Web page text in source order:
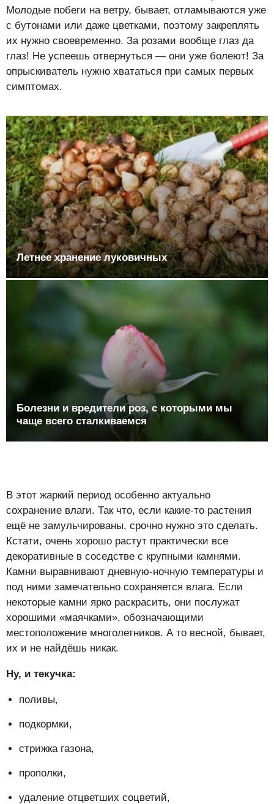
Молодые побеги на ветру, бывает, отламываются уже
с бутонами или даже цветками, поэтому закреплять
их нужно своевременно. За розами вообще глаз да
глаз! Не успеешь отвернуться — они уже болеют! За
опрыскиватель нужно хвататься при самых первых
симптомах.
Летнее хранение луковичных
Болезни и вредители роз, с которыми мы
чаще всего сталкиваемся
В этот жаркий период особенно актуально
сохранение влаги. Так что, если какие-то растения
ещё не замульчированы, срочно нужно это сделать.
Кстати, очень хорошо растут практически все
декоративные в соседстве с крупными камнями.
Камни выравнивают дневную-ночную температуры и
под ними замечательно сохраняется влага. Если
некоторые камни ярко раскрасить, они послужат
хорошими «маячками», обозначающими
местоположение многолетников. А то весной, бывает,
их и не найдёшь никак.
Ну, и текучка:
поливы,
подкормки,
стрижка газона,
прополки,
удаление отцветших соцветий,